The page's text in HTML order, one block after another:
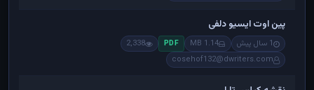
پین اوت ایسیو دلفی
1 سال پیش 1.14 MB
PDF
2,338
cosehof132@dwriters.com